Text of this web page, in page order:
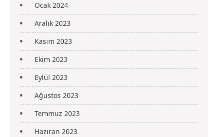
Ocak 2024
Aralık 2023
Kasım 2023
Ekim 2023
Eylül 2023
Ağustos 2023
Temmuz 2023
Haziran 2023